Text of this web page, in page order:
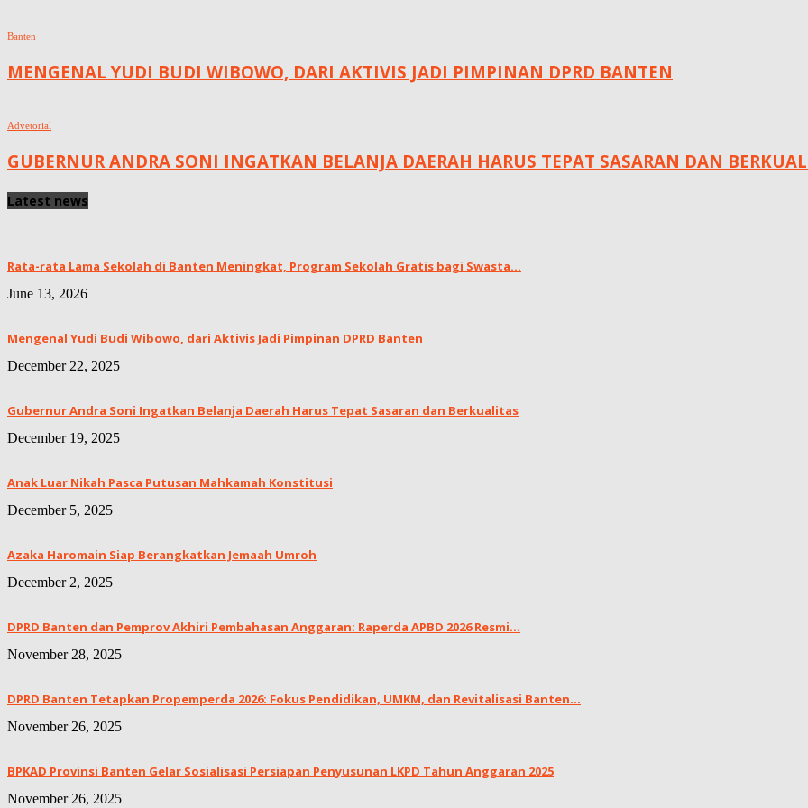
Banten
MENGENAL YUDI BUDI WIBOWO, DARI AKTIVIS JADI PIMPINAN DPRD BANTEN
Advetorial
GUBERNUR ANDRA SONI INGATKAN BELANJA DAERAH HARUS TEPAT SASARAN DAN
Latest news
Rata-rata Lama Sekolah di Banten Meningkat, ‎Program Sekolah Gratis bagi Swasta...
June 13, 2026
Mengenal Yudi Budi Wibowo, dari Aktivis Jadi Pimpinan DPRD Banten
December 22, 2025
Gubernur Andra Soni Ingatkan Belanja Daerah Harus Tepat Sasaran dan Berkualitas
December 19, 2025
Anak Luar Nikah Pasca Putusan Mahkamah Konstitusi
December 5, 2025
Azaka Haromain Siap Berangkatkan Jemaah Umroh
December 2, 2025
DPRD Banten dan Pemprov Akhiri Pembahasan Anggaran: Raperda APBD 2026 Resmi...
November 28, 2025
DPRD Banten Tetapkan Propemperda 2026: Fokus Pendidikan, UMKM, dan Revitalisasi Banten...
November 26, 2025
BPKAD Provinsi Banten Gelar Sosialisasi Persiapan Penyusunan LKPD Tahun Anggaran 2025
November 26, 2025